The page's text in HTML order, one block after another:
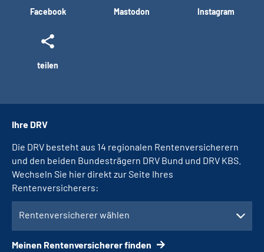
Facebook Mastodon Instagram
teilen
Ihre DRV
Die DRV besteht aus 14 regionalen Rentenversicherern
und den beiden Bundesträgern DRV Bund und DRV KBS.
Wechseln Sie hier direkt zur Seite Ihres
Rentenversicherers:
Rentenversicherer wählen
Meinen Rentenversicherer finden